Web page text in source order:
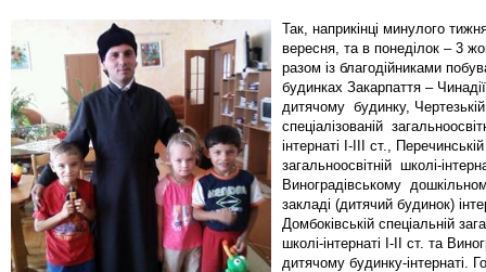
Так, наприкінці минулого
вересня, та в понеділок – 3
разом із благодійниками
будинках Закарпаття –
дитячому будинку,
спеціалізованій
інтернаті I-III ст., Перечинській
загальноосвітній школі-
Виноградівському
закладі (дитячий будинок)
Домбоківській спеціальній
школі-інтернаті I-II ст. та
дитячому будинку-інтернаті.